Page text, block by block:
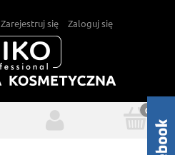
Zarejestruj się Zaloguj się